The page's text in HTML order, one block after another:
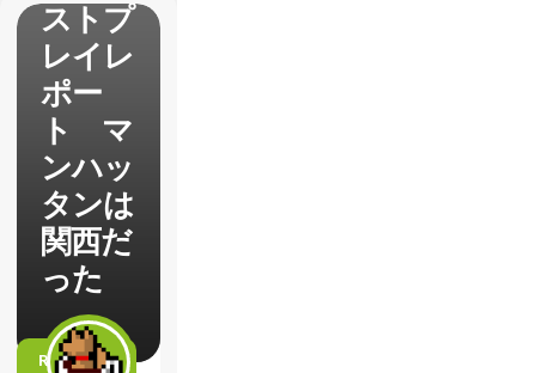
ストプ
レイレ
ポー
ト マ
ンハッ
タンは
関西だ
った
READ